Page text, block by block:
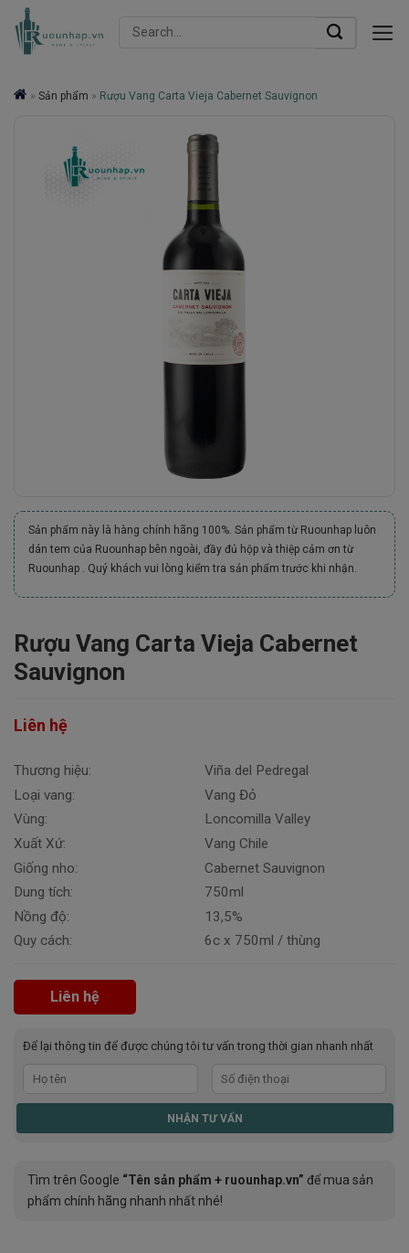
Skip
Search
» Sản phẩm » Rượu Vang Carta Vieja Cabernet Sauvignon
Sản phẩm này là hàng chính hãng 100%. Sản phẩm từ Ruounhap luôn
dán tem của Ruounhap bên ngoài, đầy đủ hộp và thiệp cảm ơn từ
Ruounhap . Quý khách vui lòng kiểm tra sản phẩm trước khi nhận.
Rượu Vang Carta Vieja Cabernet
Sauvignon
Liên hệ
Thương hiệu:
Loại vang:
Vùng:
Xuất Xứ:
Giống nho:
Dung tích:
Nồng độ:
Quy cách:
Viña del Pedregal
Vang Đỏ
Loncomilla Valley
Vang Chile
Cabernet Sauvignon
750ml
13,5%
6c x 750ml / thùng
Liên hệ
Để lại thông tin để được chúng tôi tư vấn trong thời gian nhanh nhất
Tìm trên Google “Tên sản phẩm + ruounhap.vn” để mua sản
phẩm chính hãng nhanh nhất nhé!